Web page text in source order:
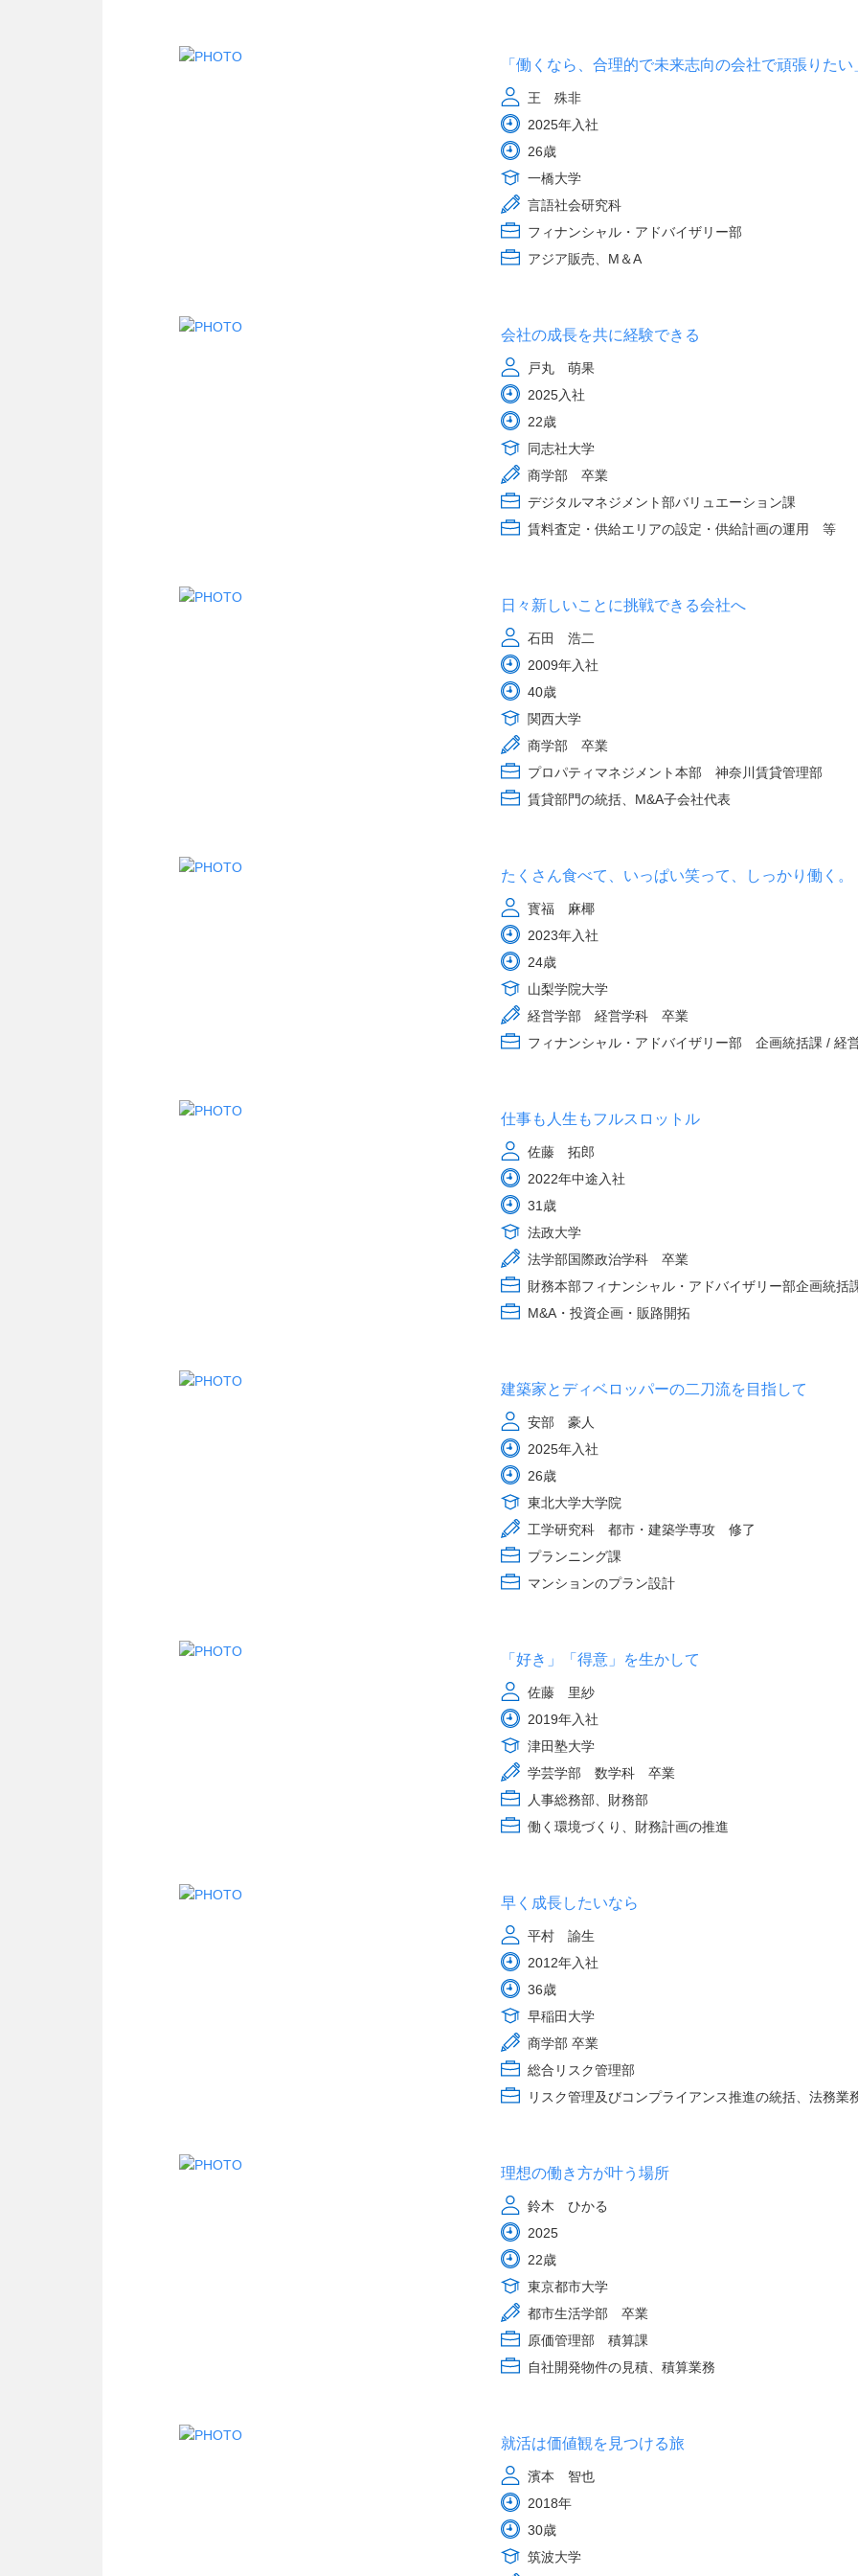
「働くなら、合理的で未来志向の会社で頑張りたい
王 殊非
2025年入社
26歳
一橋大学
言語社会研究科
フィナンシャル・アドバイザリー部
アジア販売、M＆A
会社の成長を共に経験できる
戸丸 萌果
2025入社
22歳
同志社大学
商学部 卒業
デジタルマネジメント部バリュエーション課
賃料査定・供給エリアの設定・供給計画の運用 等
日々新しいことに挑戦できる会社へ
石田 浩二
2009年入社
40歳
関西大学
商学部 卒業
プロパティマネジメント本部 神奈川賃貸管理部
賃貸部門の統括、M&A子会社代表
たくさん食べて、いっぱい笑って、しっかり働く。
寳福 麻椰
2023年入社
24歳
山梨学院大学
経営学部 経営学科 卒業
フィナンシャル・アドバイザリー部 企画統括課 / 経
仕事も人生もフルスロットル
佐藤 拓郎
2022年中途入社
31歳
法政大学
法学部国際政治学科 卒業
財務本部フィナンシャル・アドバイザリー部企画統括
M&A・投資企画・販路開拓
建築家とディベロッパーの二刀流を目指して
安部 豪人
2025年入社
26歳
東北大学大学院
工学研究科 都市・建築学専攻 修了
プランニング課
マンションのプラン設計
「好き」「得意」を生かして
佐藤 里紗
2019年入社
津田塾大学
学芸学部 数学科 卒業
人事総務部、財務部
働く環境づくり、財務計画の推進
早く成長したいなら
平村 諭生
2012年入社
36歳
早稲田大学
商学部 卒業
総合リスク管理部
リスク管理及びコンプライアンス推進の統括、法務業
理想の働き方が叶う場所
鈴木 ひかる
2025
22歳
東京都市大学
都市生活学部 卒業
原価管理部 積算課
自社開発物件の見積、積算業務
就活は価値観を見つける旅
濱本 智也
2018年
30歳
筑波大学